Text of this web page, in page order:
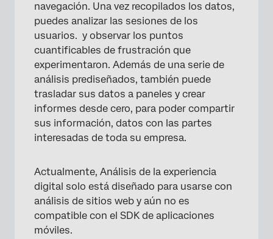
navegación. Una vez recopilados los datos,
puedes analizar las sesiones de los
usuarios. y observar los puntos
cuantificables de frustración que
experimentaron. Además de una serie de
análisis prediseñados, también puede
trasladar sus datos a paneles y crear
informes desde cero, para poder compartir
sus información, datos con las partes
interesadas de toda su empresa.
Actualmente, Análisis de la experiencia
digital solo está diseñado para usarse con
análisis de sitios web y aún no es
compatible con el SDK de aplicaciones
móviles.